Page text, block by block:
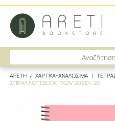
ΑΡΕΤΗ ΧΑΡΤΙΚΑ-ΑΝΑΛΩΣΙΜΑ
ΣΠΙΡΑΛ NOTEBOOK 17X25/120ΣΕΛ. 2Θ